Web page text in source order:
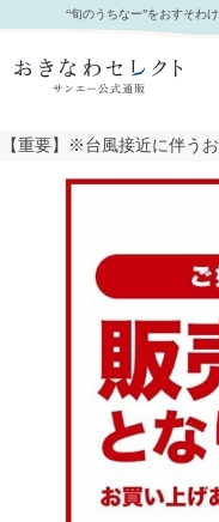
【 1014 】 沖縄産パイン（2玉） (お
】｜おきなわセレクト サンエー公式通
“旬のうちなー”をおすそわ
【重要】※台風接近に伴う